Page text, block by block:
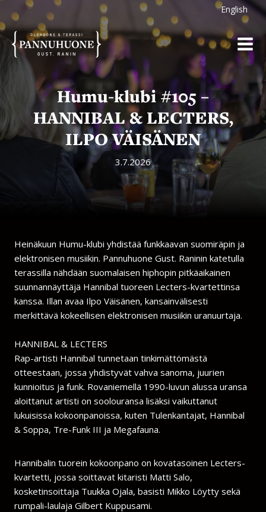
sisältöön
English
Humu-klubi #105 –
HANNIBAL & LECTERS,
ILPO VÄISÄNEN
3.7.2026
Heinäkuun Humu-klubi yhdistää funkkaavan suomiräpin ja
elektronisen musiikin. Pannuhuone Gust. Raninin katetulla
terassilla nähdään suomalaisen hiphopin pitkäaikainen
suunnannäyttäjä Hannibal tuoreen Lecters-kvartettinsa
kanssa. Illan avaa Ilpo Väisänen, kansainvälisesti
merkittävä kokeellisen elektronisen musiikin uranuurtaja.
HANNIBAL & LECTERS
Rap-artisti Hannibal tunnetaan tinkimättömästä
otteestaan, jossa yhdistyvät vahva sanoma, juurien
kunnioitus ja funk. Rovaniemellä 1990-luvun alussa uransa
aloittanut artisti on soolouransa lisäksi vaikuttanut
lukuisissa kokoonpanoissa, kuten Tulenkantajat, Hannibal
& Soppa, Tre-Funk III ja Megafauna.
Hannibalin tuorein kokoonpano on kovatasoinen Lecters-
kvartetti, jossa soittavat kitaristi Matti Salo,
kosketinsoittaja Tuukka Ojala, basisti Mikko Löytty sekä
rumpali-laulaja Gilbert Kuppusami.